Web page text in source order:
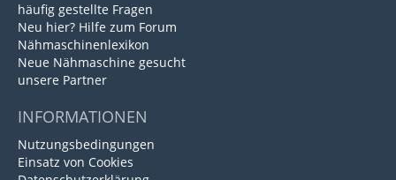
häufig gestellte Fragen
Neu hier? Hilfe zum Forum
Nähmaschinenlexikon
Neue Nähmaschine gesucht
unsere Partner
INFORMATIONEN
Nutzungsbedingungen
Einsatz von Cookies